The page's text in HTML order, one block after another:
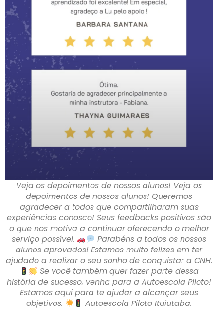
Veja os depoimentos de nossos alunos! Veja os
depoimentos de nossos alunos! Queremos
agradecer a todos que compartilharam suas
experiências conosco! Seus feedbacks positivos são
o que nos motiva a continuar oferecendo o melhor
serviço possível.
Parabéns a todos os nossos
alunos aprovados! Estamos muito felizes em ter
ajudado a realizar o seu sonho de conquistar a CNH.
Se você também quer fazer parte dessa
história de sucesso, venha para a Autoescola Piloto!
Estamos aqui para te ajudar a alcançar seus
objetivos.
Autoescola Piloto Ituiutaba.